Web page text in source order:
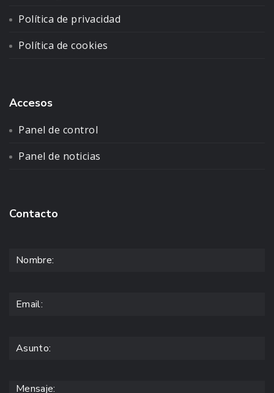
Política de privacidad
Política de cookies
Accesos
Panel de control
Panel de noticias
Contacto